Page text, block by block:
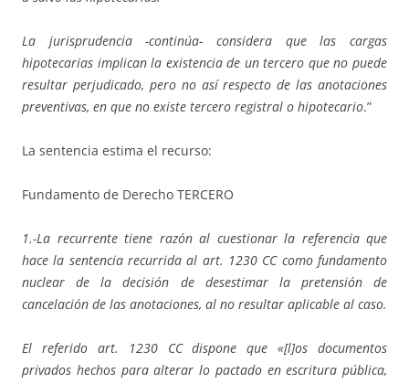
La jurisprudencia -continúa- considera que las cargas
hipotecarias implican la existencia de un tercero que no puede
resultar perjudicado, pero no así respecto de las anotaciones
preventivas, en que no existe tercero registral o hipotecario.”
La sentencia estima el recurso:
Fundamento de Derecho TERCERO
1.-La recurrente tiene razón al cuestionar la referencia que
hace la sentencia recurrida al art. 1230 CC como fundamento
nuclear de la decisión de desestimar la pretensión de
cancelación de las anotaciones, al no resultar aplicable al caso.
El referido art. 1230 CC dispone que «[l]os documentos
privados hechos para alterar lo pactado en escritura pública,